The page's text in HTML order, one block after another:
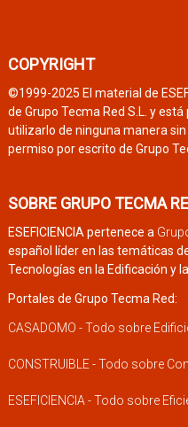
COPYRIGHT
©1999-2025 El material de
de Grupo Tecma Red S.L. y
utilizarlo de ninguna manera
permiso por escrito de Grupo
SOBRE GRUPO TECMA
ESEFICIENCIA pertenece a
español líder en las temáticas
Tecnologías en la Edificación y la
Portales de Grupo Tecma Red:
CASADOMO - Todo sobre
CONSTRUIBLE - Todo sobre
ESEFICIENCIA - Todo sobre